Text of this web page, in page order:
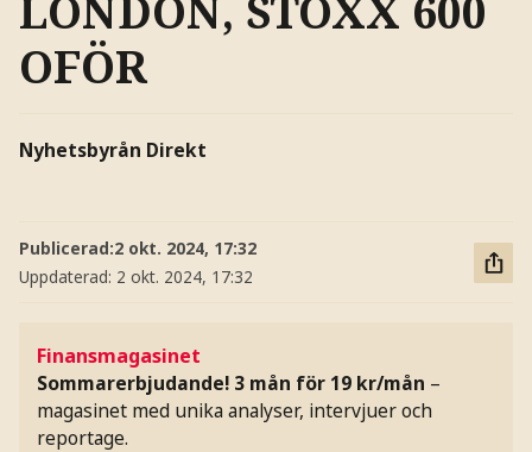
OFÖR
Nyhetsbyrån Direkt
Publicerad:2 okt. 2024, 17:32
Uppdaterad: 2 okt. 2024, 17:32
Finansmagasinet
Sommarerbjudande! 3 mån för 19 kr/mån –
magasinet med unika analyser, intervjuer och
reportage.